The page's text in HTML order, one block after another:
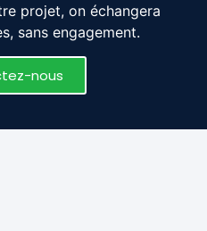
projet, on échangera
sans engagement.
nous